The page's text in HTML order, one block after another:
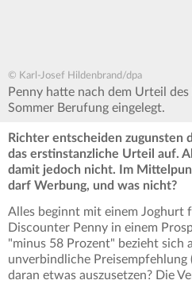
© Karl-Josef Hildenbrand/dpa
Penny hatte nach dem Urteil
Sommer Berufung eingelegt.
Richter entscheiden zugunsten
das erstinstanzliche Urteil auf.
damit jedoch nicht. Im
darf Werbung, und was nicht?
Alles beginnt mit einem Joghurt
Discounter Penny in einem
"minus 58 Prozent" bezieht sich
unverbindliche Preisempfehlung
daran etwas auszusetzen? Die